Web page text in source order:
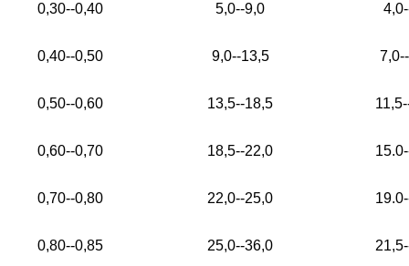
0,30--0,40 5,0--9,0
0,40--0,50 9,0--13,5
0,50--0,60 13,5--18,5
0,60--0,70 18,5--22,0
0,70--0,80 22,0--25,0
0,80--0,85 25,0--36,0